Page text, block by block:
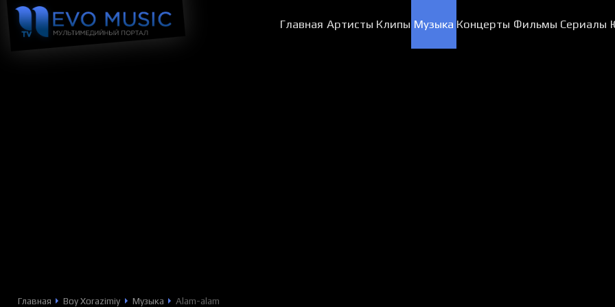
Главная Артисты Клипы Музыка Концерты Фильмы Сериалы
Главная Boy Xorazimiy Музыка Alam-alam